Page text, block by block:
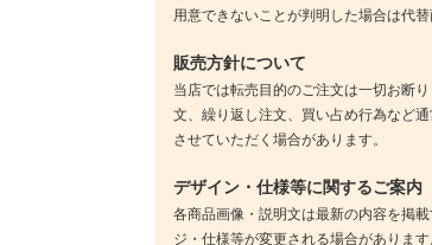
用意できないことが判明した場合は代
販売方針について
当店では転売目的のご注文は一切お断
文、繰り返し注文、買い占め行為など
させていただく場合があります。
デザイン・仕様等に関するご案内
各商品画像・説明文は最新の内容を掲
ジ・仕様等が変更される場合があります